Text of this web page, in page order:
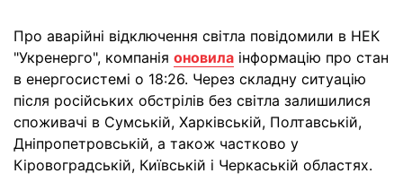
Про аварійні відключення світла повідомили в НЕК
"Укренерго", компанія оновила інформацію про стан
в енергосистемі о 18:26. Через складну ситуацію
після російських обстрілів без світла залишилися
споживачі в Сумській, Харківській, Полтавській,
Дніпропетровській, а також частково у
Кіровоградській, Київській і Черкаській областях.